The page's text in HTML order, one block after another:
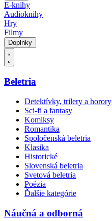
E-knihy
Audioknihy
Hry
Filmy
Doplnky
Beletria
Detektívky, trilery a horory
Sci-fi a fantasy
Komiksy
Romantika
Spoločenská beletria
Klasika
Historické
Slovenská beletria
Svetová beletria
Poézia
Ďalšie kategórie
Náučná a odborná